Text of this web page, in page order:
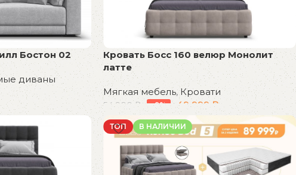
Бостон 02
диваны
Кровать Босс 160 велюр Монолит
латте
Мягкая мебель,Кровати
54 900 ₽ -9% 49 999 ₽
В корзину
ТОП В НАЛИЧИИ